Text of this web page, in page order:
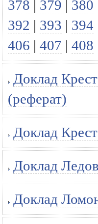
378 | 379 | 380
392 | 393 | 394
406 | 407 | 408
Доклад
(реферат)
Доклад
Доклад
Доклад